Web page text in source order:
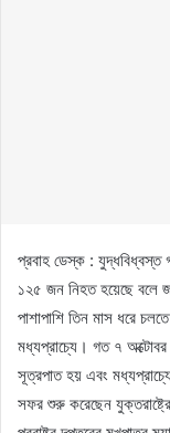
প্রবাহ ডেস্ক : যুদ্ধবিধ্বস্ত
১২৫ জন নিহত হয়েছে বলে
পাশাপাশি তিন মাস ধরে
মধ্যপ্রাচ্যে। গত ৭ অক্টোবর
সূত্রপাত হয় এবং
সফর শুরু করেছেন